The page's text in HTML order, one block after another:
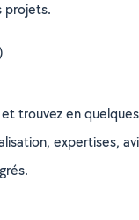
projets.
trouvez en
expertises,